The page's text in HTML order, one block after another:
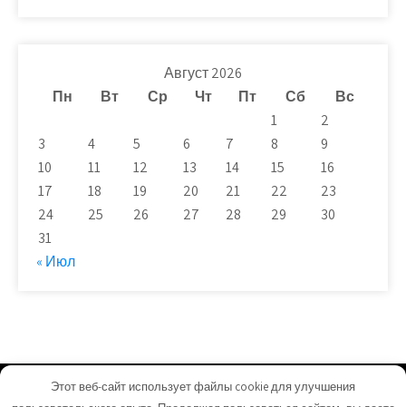
Август 2026
Пн
Вт Ср Чт Пт Сб
Вс
1
2
3
4 5 6 7 8
9
10
11 12 13 14 15
16
17
18 19 20 21 22
23
24
25 26 27 28 29
30
31
« Июл
plit-beton.ru - Работает на WordPress
Этот веб-сайт использует файлы cookie для улучшения